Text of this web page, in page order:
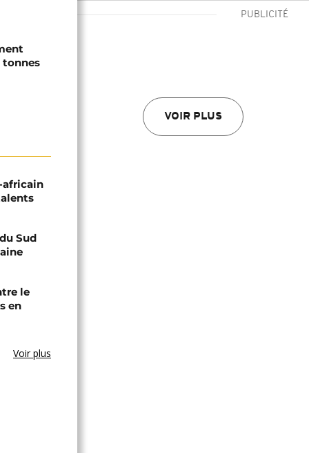
PUBLICITÉ
VOIR PLUS
tonnes
africain
Sud
le
en
Voir plus